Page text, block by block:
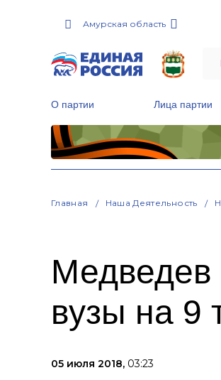
Амурская область
О партии Лица партии
Главная Наша Деятельность
Медведев
вузы на 9
05 июля 2018, 03:23